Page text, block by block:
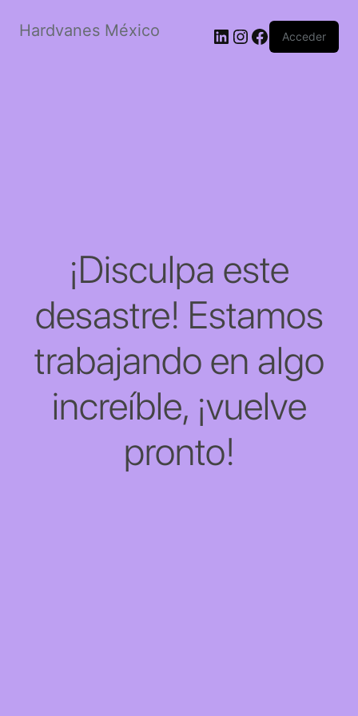
Hardvanes México LinkedIn
Instagram
Facebook
Acceder
¡Disculpa este
desastre! Estamos
trabajando en algo
increíble, ¡vuelve
pronto!